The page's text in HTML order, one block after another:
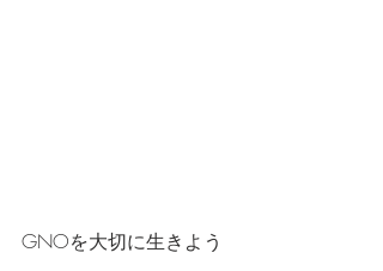
GNOを大切に生きよう